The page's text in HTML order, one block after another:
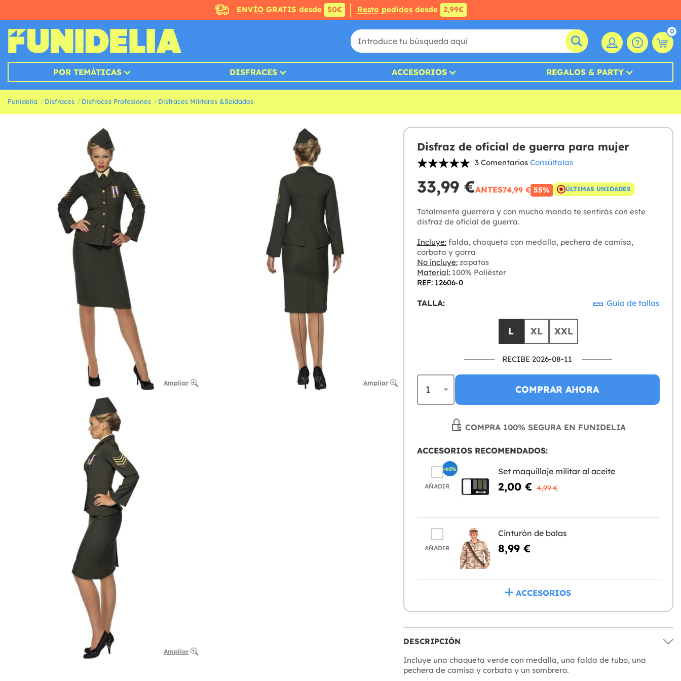
ENVÍOGRATIS desde 50€ Resto pedidosdesde 2,99€
0
POR TEMÁTICAS DISFRACES ACCESORIOS REGALOS & PARTY
Funidelia Disfraces Disfraces Profesiones Disfraces Militares &Soldados
Ampliar Ampliar
Ampliar
Disfraz de oficial de guerra para mujer
3 Comentarios Consúltalas
33,99 €ANTES74,99 € 55% ÚLTIMAS UNIDADES
Totalmente guerrera y con mucho mando te sentirás con este
disfraz de oficial de guerra.
Incluye:falda, chaqueta con medalla, pechera de camisa,
corbata y gorra
No incluye:zapatos
Material:100% Poliéster
REF: 12606-0
TALLA: Guía de tallas
L XL XXL
RECIBE 2026-08-11
COMPRAR AHORA
COMPRA 100% SEGURA EN FUNIDELIA
ACCESORIOS RECOMENDADOS:
AÑADIR
Set maquillaje militar al aceite
2,00 € 4,99 €
-60%
AÑADIR
Cinturón de balas
8,99 €
ACCESORIOS
DESCRIPCIÓN
Incluye una chaqueta verde con medalla, una falda de tubo, una
pechera de camisa y corbata y un sombrero.